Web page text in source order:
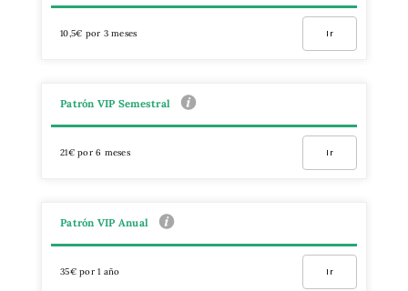
10,5€ por 3 meses Ir
Patrón VIP Semestral
21€ por 6 meses Ir
Patrón VIP Anual
35€ por 1 año Ir